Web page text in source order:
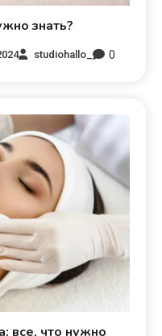
знать?
studiohallo_ 0
все, что нужно